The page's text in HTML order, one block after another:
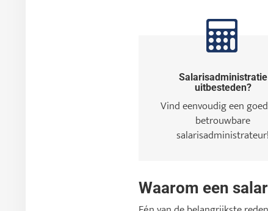
Salarisadministratie
uitbesteden?
Vind eenvoudig een
betrouwbare
salarisadministrateur!
Waarom een